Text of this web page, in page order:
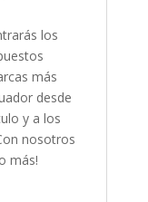
los
más
desde
y a los
nosotros
más!